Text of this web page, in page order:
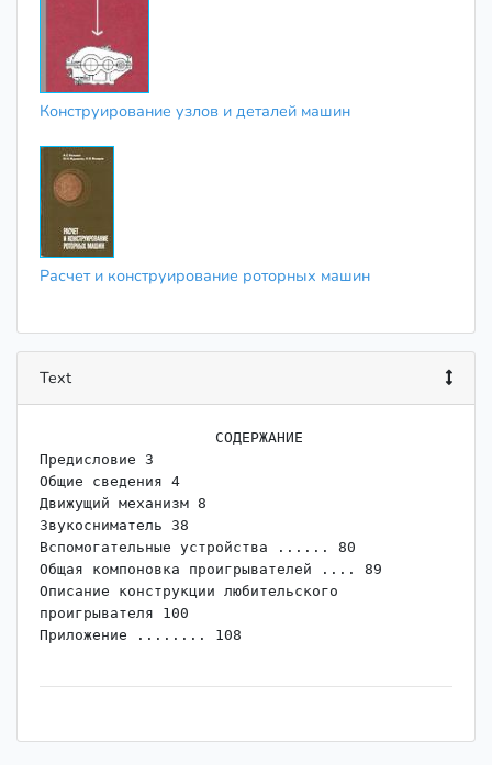
Конструирование узлов и деталей машин
Расчет и конструирование роторных машин
Text
Предисловие 3
Общие сведения 4
Движущий механизм 8
Звукосниматель 38
Вспомогательные устройства ...... 80
Общая компоновка проигрывателей .... 89
Описание конструкции любительского
проигрывателя 100
Приложение ........ 108
Основана в 1947 году